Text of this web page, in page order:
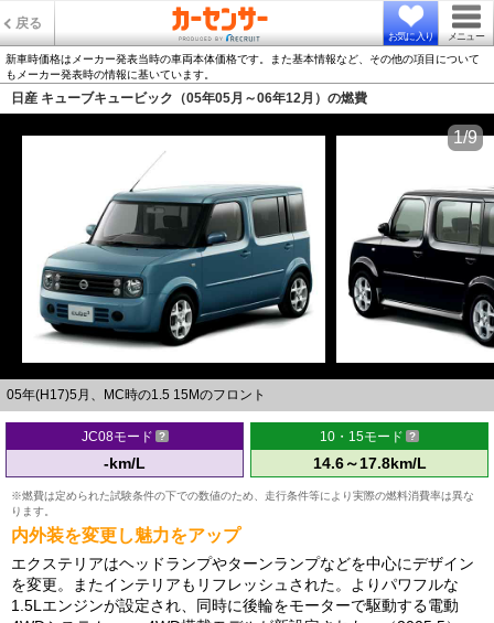
戻る
お気に入り メニュー
新車時価格はメーカー発表当時の車両本体価格です。また基本情報など、その他の項目について
もメーカー発表時の情報に基いています。
日産 キューブキュービック（05年05月～06年12月）の燃費
05年(H17)5月、MC時の1.5 15Mのフロント
1/9
JC08モード
-km/L
10・15モード
14.6～17.8km/L
※燃費は定められた試験条件の下での数値のため、走行条件等により実際の燃料消費率は異な
ります。
内外装を変更し魅力をアップ
エクステリアはヘッドランプやターンランプなどを中心にデザイン
を変更。またインテリアもリフレッシュされた。よりパワフルな
1.5Lエンジンが設定され、同時に後輪をモーターで駆動する電動